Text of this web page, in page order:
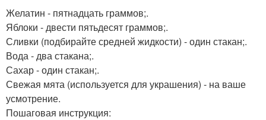
Желатин - пятнадцать граммов;.
Яблоки - двести пятьдесят граммов;.
Сливки (подбирайте средней жидкости) - один стакан;.
Вода - два стакана;.
Сахар - один стакан;.
Свежая мята (используется для украшения) - на ваше
усмотрение.
Пошаговая инструкция: